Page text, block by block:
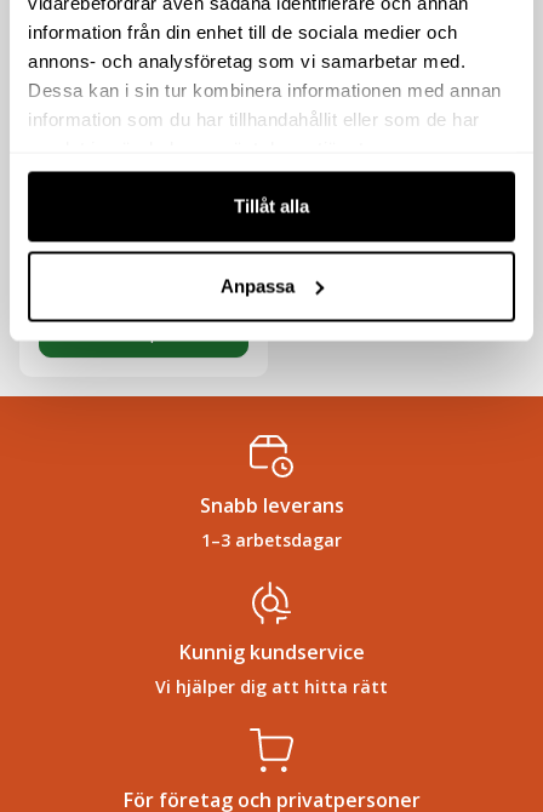
information från din enhet till de sociala medier och
annons- och analysföretag som vi samarbetar med.
Dessa kan i sin tur kombinera informationen med annan
information som du har tillhandahållit eller som de har
Tillåt alla
Anpassa
TILLBEHÖR 50MM
(326.25kr inkl moms)
Köp
Snabb leverans
1–3 arbetsdagar
Kunnig kundservice
Vi hjälper dig att hitta rätt
För företag och privatpersoner